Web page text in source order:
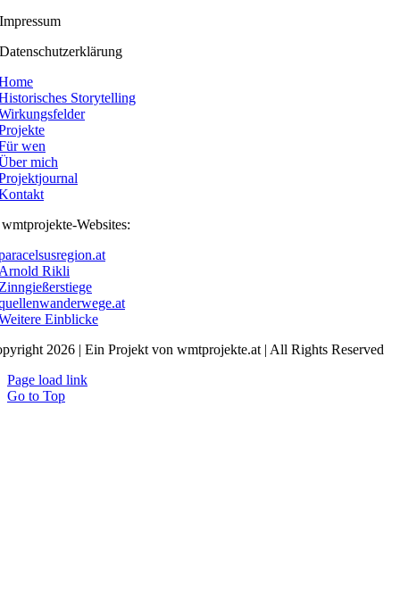
Impressum
Datenschutzerklärung
Storytelling
wen
mich
Websites:
Rikli
Einblicke
2026 | Ein Projekt von wmtprojekte.at | All Rights Reserved
Page load link
Go to Top